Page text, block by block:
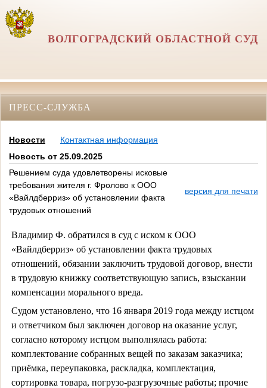
ВОЛГОГРАДСКИЙ ОБЛАСТНОЙ СУД
ПРЕСС-СЛУЖБА
Новости
Контактная информация
Новость от 25.09.2025
Решением суда удовлетворены исковые
требования жителя г. Фролово к ООО
«Вайлдберриз» об установлении факта
трудовых отношений
версия для печати
Владимир Ф. обратился в суд с иском к ООО
«Вайлдберриз» об установлении факта трудовых
отношений, обязании заключить трудовой договор, внести
в трудовую книжку соответствующую запись, взыскании
компенсации морального вреда.
Судом установлено, что 16 января 2019 года между истцом
и ответчиком был заключен договор на оказание услуг,
согласно которому истцом выполнялась работа:
комплектование собранных вещей по заказам заказчика;
приёмка, переупаковка, раскладка, комплектация,
сортировка товара, погрузо-разгрузочные работы; прочие